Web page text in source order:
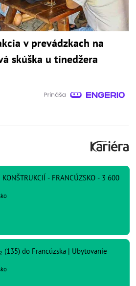
v prevádzkach na
skúška u tínedžera
KONŠTRUKCIÍ - FRANCÚZSKO - 3 600
(135) do Francúzska | Ubytovanie